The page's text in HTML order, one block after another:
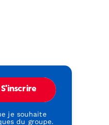
S'inscrire
je souhaite
du groupe.